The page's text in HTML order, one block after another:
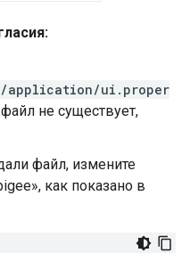
application/ui.proper
не существует,
файл, измените
как показано в